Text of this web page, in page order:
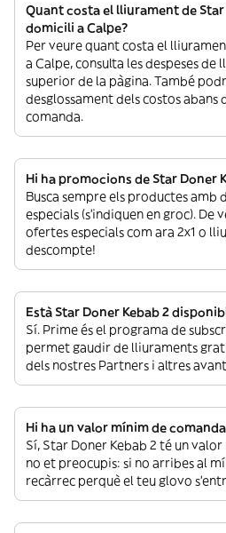
Quant costa el lliurament de Star
domicili a Calpe?
Per veure quant costa el
a Calpe, consulta les despeses
superior de la pàgina. També
desglossament dels costos abans
comanda.
Hi ha promocions de Star Doner
Busca sempre els productes amb
especials (s’indiquen en groc). De
ofertes especials com ara 2x1 o
descompte!
Està Star Doner Kebab 2
Sí. Prime és el programa de
permet gaudir de lliuraments
dels nostres Partners i altres
Hi ha un valor mínim de
Sí, Star Doner Kebab 2 té un
no et preocupis: si no arribes al
recàrrec perquè el teu glovo